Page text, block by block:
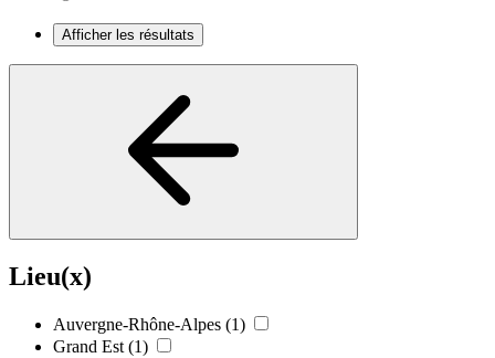
Afficher les résultats
Lieu(x)
Auvergne-Rhône-Alpes (1)
Grand Est (1)